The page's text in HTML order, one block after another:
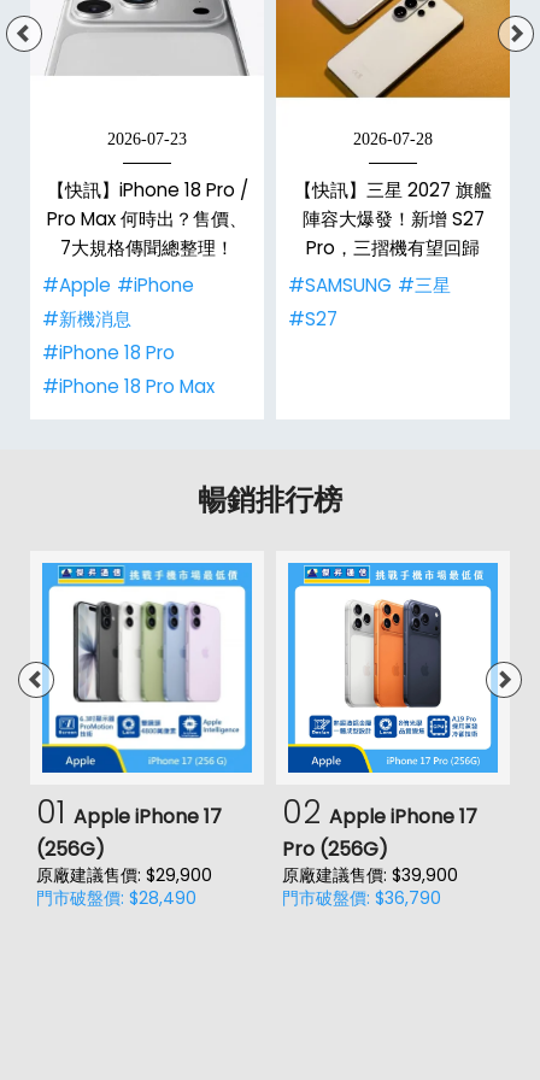
2026-07-23
【快訊】iPhone 18 Pro /
Pro Max 何時出？售價、
7大規格傳聞總整理！
#Apple #iPhone
#新機消息
#iPhone 18 Pro
#iPhone 18 Pro Max
2026-07-28
【快訊】三星 2027 旗艦
陣容大爆發！新增 S27
Pro，三摺機有望回歸
#SAMSUNG #三星
#S27
暢銷排行榜
01 Apple iPhone 17
(256G)
原廠建議售價: $29,900
門市破盤價: $28,490
02 Apple iPhone 17
Pro (256G)
原廠建議售價: $39,900
門市破盤價: $36,790